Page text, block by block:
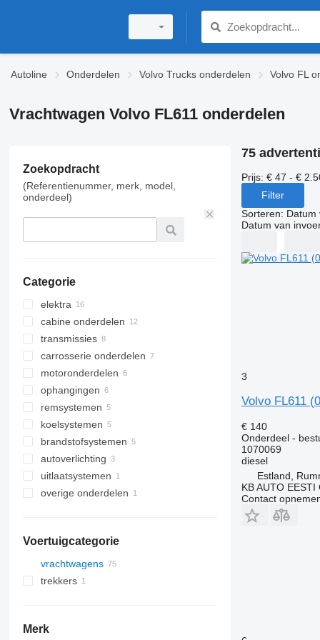
Autoline Onderdelen Volvo Trucks onderdelen Volvo FL
Vrachtwagen Volvo FL611 onderdelen
Zoekopdracht
(Referentienummer, merk, model,
onderdeel)
Categorie
elektra
besturingseenheiden
beschermingskasten
tachografen
stuurkolomschakelaars
generators
cabine onderdelen
deuren
achteruitkijkspiegels
airco's en onderdelen
airconditioner compressoren
cabines
stoelen
cabinekantelpompen
zonnekleppen
hoekpanelen van de cabine
overige cabine onderdelen
transmissies
versnellingsbak
differentiëlen
cardanassen
versnellingspoken
voorassen
asbehuizingen
carrosserie onderdelen
bumpers
radiator grills
spatboorden
motoronderdelen
motoren
cilinderkoppen
bevestigingen
motoroliecarters
ophangingen
bladveren
stuurbekrachtiging
stuur
remsystemen
voetremventielen
remklauwen
koelsystemen
expansievaten
motorkoeling radiatoren
brandstofsystemen
brandstoftanks
luchtfilterhuizen
luchtinlaatslangen
autoverlichting
koplampen
uitlaatsystemen
uitlaatdempers
overige onderdelen
Voertuigcategorie
vrachtwagens
trekkers
Merk
75
Prijs: € 47 - €
Filter
Sorteren: Datum
Datum van
3
Volvo FL611
€ 140
Onderdeel -
1070069
diesel
Estland,
KB AUTO EESTI
Contact